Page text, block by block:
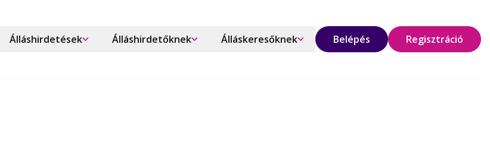
Álláshirdetések Álláshirdetőknek Álláskeresőknek Belépés Regisztráció